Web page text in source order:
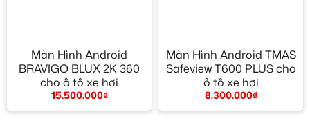
Màn Hình Android
BRAVIGO BLUX 2K 360
cho ô tô xe hơi
15.500.000₫
Màn Hình Android TMAS
Safeview T600 PLUS cho
ô tô xe hơi
8.300.000₫